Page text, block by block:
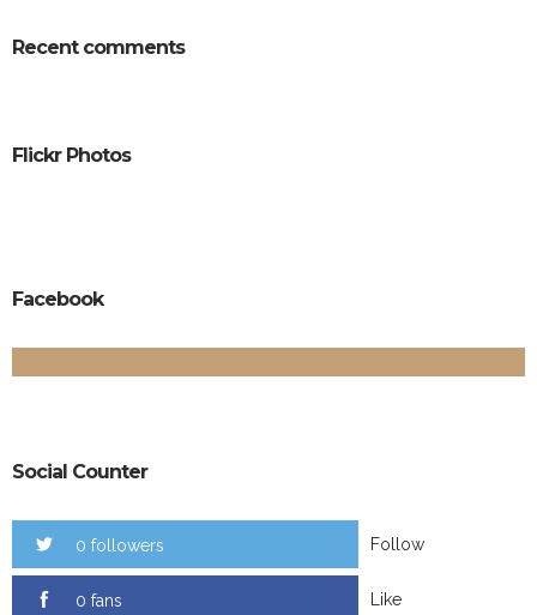
Recent comments
Flickr Photos
Facebook
Social Counter
0 followers Follow
0 fans Like